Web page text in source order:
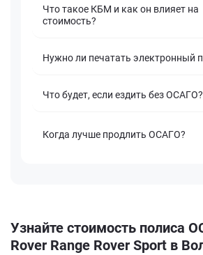
Что такое КБМ и как он влияет на
стоимость?
Нужно ли печатать электронный
Что будет, если ездить без ОСАГО?
Когда лучше продлить ОСАГО?
Узнайте стоимость полиса
Rover Range Rover Sport в